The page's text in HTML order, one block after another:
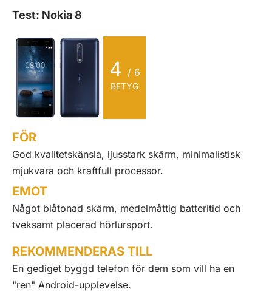
Test: Nokia 8
4 / 6
BETYG
FÖR
God kvalitetskänsla, ljusstark skärm, minimalistisk
mjukvara och kraftfull processor.
EMOT
Något blåtonad skärm, medelmåttig batteritid och
tveksamt placerad hörlursport.
REKOMMENDERAS TILL
En gediget byggd telefon för dem som vill ha en
"ren" Android-upplevelse.